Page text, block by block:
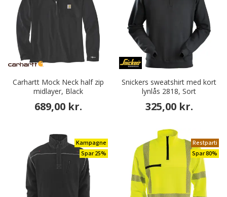
Carhartt Mock Neck half zip
midlayer, Black
689,00 kr.
Snickers sweatshirt med kort
lynlås 2818, Sort
325,00 kr.
Kampagne
Spar 25%
Restparti
Spar 80%